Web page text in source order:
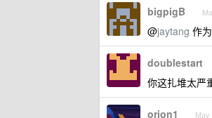
bigpigB
@jaytang 作
doublestart
你这扎堆太严
orion1 May